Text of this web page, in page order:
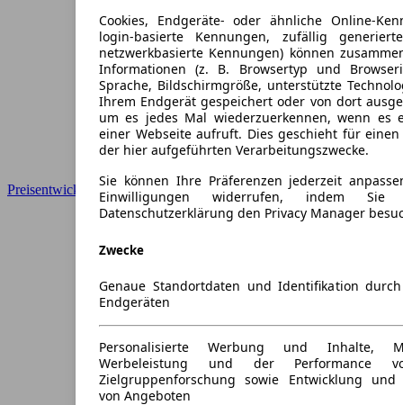
Cookies, Endgeräte- oder ähnliche Online-
login-basierte Kennungen, zufällig
netzwerkbasierte Kennungen) können
Informationen (z. B. Browsertyp und
Sprache, Bildschirmgröße, unterstützte
Ihrem Endgerät gespeichert oder von dort
um es jedes Mal wiederzuerkennen, wenn es
einer Webseite aufruft. Dies geschieht für
der hier aufgeführten Verarbeitungszwecke.
Sie können Ihre Präferenzen jederzeit
Einwilligungen widerrufen, indem
Datenschutzerklärung den Privacy Manager
Zwecke
Genaue Standortdaten und Identifikation
Endgeräten
Personalisierte Werbung und Inhalte,
Werbeleistung und der Performance
Zielgruppenforschung sowie Entwicklung und
von Angeboten
Preisentwicklung